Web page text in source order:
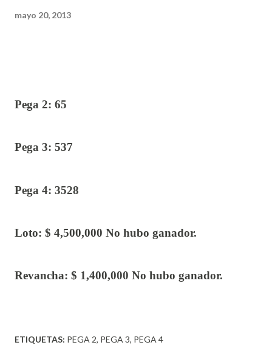
mayo 20, 2013
Pega 2: 65
Pega 3: 537
Pega 4: 3528
Loto: $ 4,500,000 No hubo ganador.
Revancha: $ 1,400,000 No hubo ganador.
ETIQUETAS: PEGA 2 PEGA 3 PEGA 4